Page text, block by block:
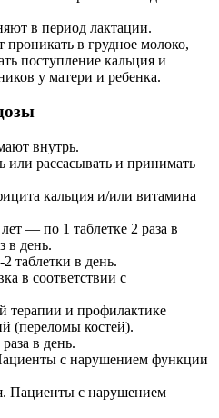
в период лактации.
в грудное молоко,
поступление кальция и
у матери и ребенка.
внутрь.
или рассасывать и принимать
кальция и/или витамина
— по 1 таблетке 2 раза в
в день.
таблетки в день.
в соответствии с
терапии и профилактике
(переломы костей).
в день.
с нарушением функции
Пациенты с нарушением